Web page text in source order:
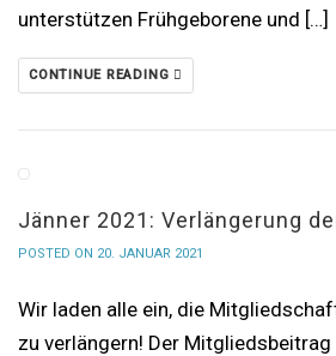
unterstützen Frühgeborene und […]
CONTINUE READING
Jänner 2021: Verlängerung
POSTED ON 20. JANUAR 2021
Wir laden alle ein, die
zu verlängern! Der